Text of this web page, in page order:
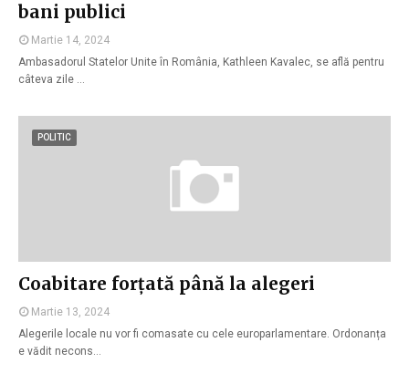
bani publici
Martie 14, 2024
Ambasadorul Statelor Unite în România, Kathleen Kavalec, se află pentru
câteva zile …
POLITIC
Coabitare forțată până la alegeri
Martie 13, 2024
Alegerile locale nu vor fi comasate cu cele europarlamentare. Ordonanța
e vădit necons…